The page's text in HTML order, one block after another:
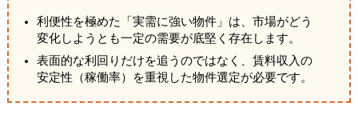
利便性を極めた「実需に強い物件」は、市場がどう
変化しようとも一定の需要が底堅く存在します。
表面的な利回りだけを追うのではなく、賃料収入の
安定性（稼働率）を重視した物件選定が必要です。